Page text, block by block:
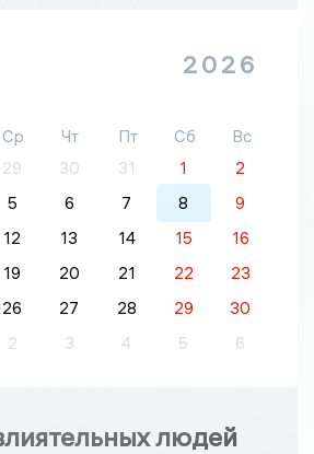
2026
Ср Чт Пт Сб
Вс
29 30 31 1
2
5 6 7 8
9
12 13 14 15
16
19 20 21 22
23
26 27 28 29
30
2 3 4 5 6
людей